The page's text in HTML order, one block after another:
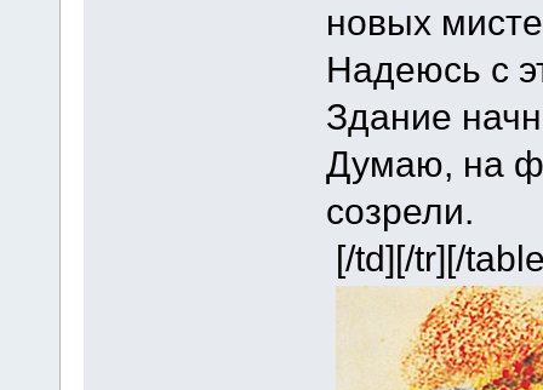
новых
Надеюсь с
Здание
Думаю, на
созрели.
[/td][/tr][/